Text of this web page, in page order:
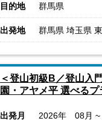
目的地 群馬県
出発地 群馬県 埼玉県
＜登山初級B／登山入
園・アヤメ平 選べる
出発月 2026年 08月